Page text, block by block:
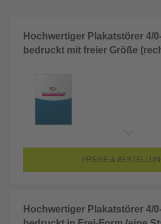
Hochwertiger Plakatstörer 4/
bedruckt mit freier Größe
Seitenanzahl: 1-seitig (Vorderseite
4/0-farbig CMYK (vollfarbig
PREISE &
Hochwertiger Plakatstörer 4/